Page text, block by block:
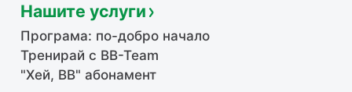
Нашите услуги
Програма: по-добро начало
Тренирай с BB-Team
"Хей, ВВ" абонамент